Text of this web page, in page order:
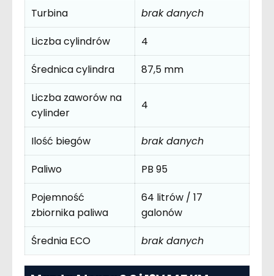
Turbina
brak danych
Liczba cylindrów
4
Średnica cylindra
87,5 mm
Liczba zaworów na
cylinder
4
Ilość biegów
brak danych
Paliwo
PB 95
Pojemność
zbiornika paliwa
64 litrów / 17
galonów
Średnia ECO
brak danych